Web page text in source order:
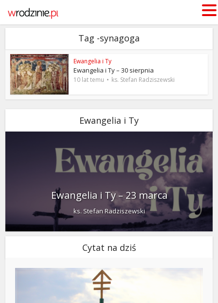
Tag -synagoga
Ewangelia i Ty
Ewangelia i Ty – 30 sierpnia
10 lat temu ks. Stefan Radziszewski
Ewangelia i Ty
Ewangelia i Ty – 23 marca
ks. Stefan Radziszewski
Cytat na dziś